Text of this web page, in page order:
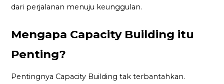
dari perjalanan menuju keunggulan.
Mengapa Capacity Building itu
Penting?
Pentingnya Capacity Building tak terbantahkan.